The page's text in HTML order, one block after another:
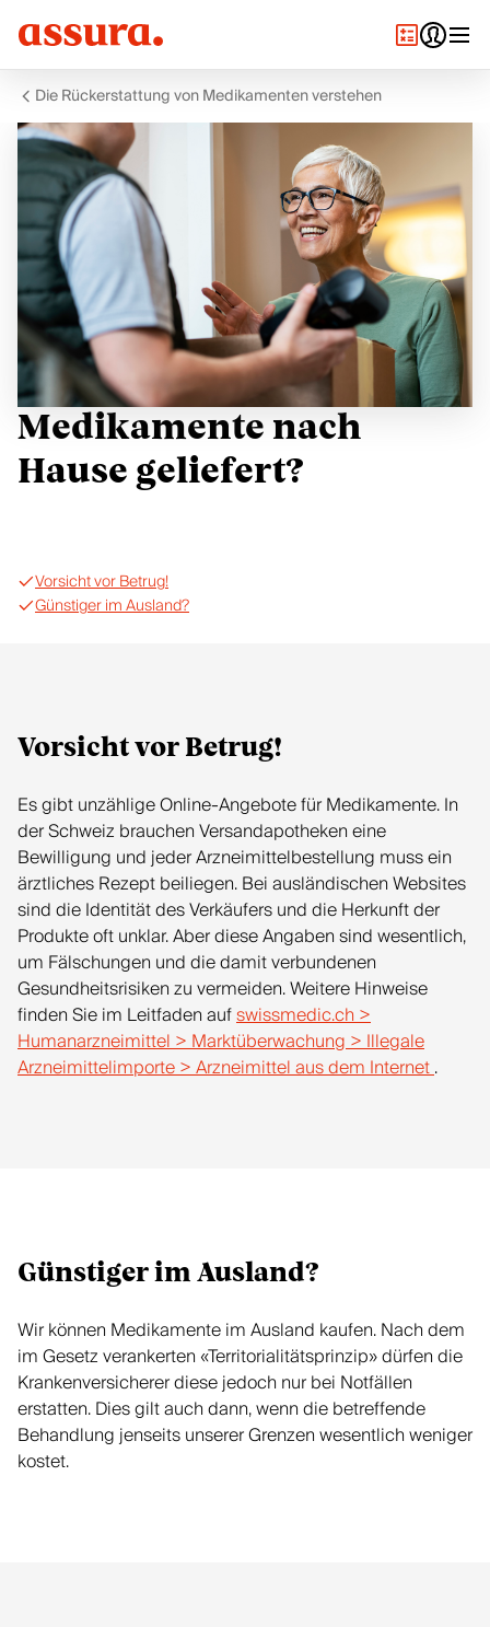
Die Rückerstattung von Medikamenten verstehen
Medikamente nach
Hause geliefert?
Vorsicht vor Betrug!
Günstiger im Ausland?
Vorsicht vor Betrug!
Es gibt unzählige Online-Angebote für Medikamente. In
der Schweiz brauchen Versandapotheken eine
Bewilligung und jeder Arzneimittelbestellung muss ein
ärztliches Rezept beiliegen. Bei ausländischen Websites
sind die Identität des Verkäufers und die Herkunft der
Produkte oft unklar. Aber diese Angaben sind wesentlich,
um Fälschungen und die damit verbundenen
Gesundheitsrisiken zu vermeiden. Weitere Hinweise
finden Sie im Leitfaden aufswissmedic.ch >
Humanarzneimittel > Marktüberwachung > Illegale
Arzneimittelimporte > Arzneimittel aus dem Internet.
Günstiger im Ausland?
Wir können Medikamente im Ausland kaufen. Nach dem
im Gesetz verankerten «Territorialitätsprinzip» dürfen die
Krankenversicherer diese jedoch nur bei Notfällen
erstatten. Dies gilt auch dann, wenn die betreffende
Behandlung jenseits unserer Grenzen wesentlich weniger
kostet.